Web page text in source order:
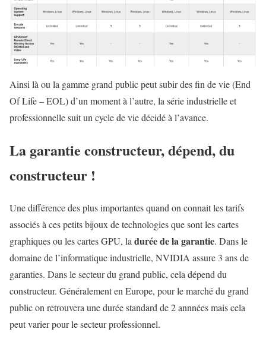
Ainsi là ou la gamme grand public peut subir des fin de vie (End
Of Life – EOL) d’un moment à l’autre, la série industrielle et
professionnelle suit un cycle de vie décidé à l’avance.
La garantie constructeur, dépend, du
constructeur !
Une différence des plus importantes quand on connait les tarifs
associés à ces petits bijoux de technologies que sont les cartes
graphiques ou les cartes GPU, la durée de la garantie. Dans le
domaine de l’informatique industrielle, NVIDIA assure 3 ans de
garanties. Dans le secteur du grand public, cela dépend du
constructeur. Généralement en Europe, pour le marché du grand
public on retrouvera une durée standard de 2 annnées mais cela
peut varier pour le secteur professionnel.